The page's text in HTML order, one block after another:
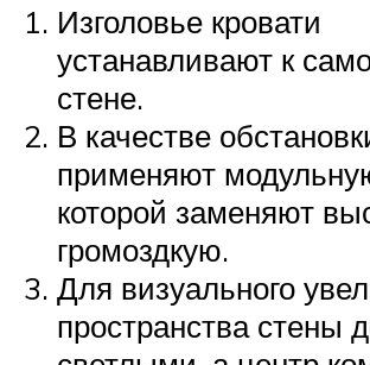
Изголовье кровати
устанавливают к
стене.
В качестве
применяют
которой заменяют
громоздкую.
Для визуального
пространства стены